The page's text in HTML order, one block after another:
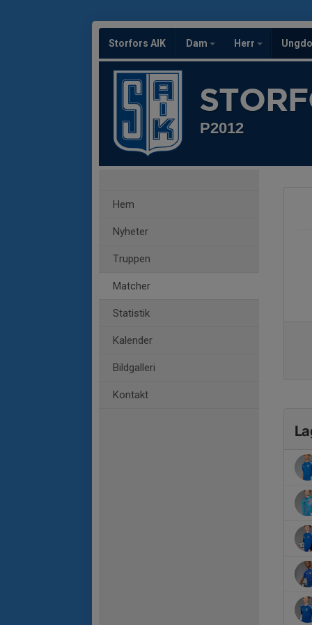
Storfors AIK Dam Herr
P2012
Hem
Nyheter
Truppen
Matcher
Statistik
Kalender
Bildgalleri
Kontakt